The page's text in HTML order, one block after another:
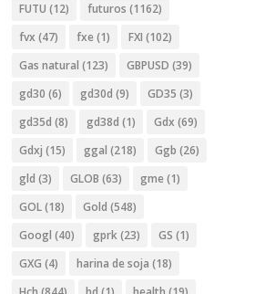
FUTU (12) futuros (1162)
fvx (47) fxe (1) FXI (102)
Gas natural (123) GBPUSD (39)
gd30 (6) gd30d (9) GD35 (3)
gd35d (8) gd38d (1) Gdx (69)
Gdxj (15) ggal (218) Ggb (26)
gld (3) GLOB (63) gme (1)
GOL(18) Gold (548)
Googl (40) gprk(23) GS (1)
GXG (4) harina de soja (18)